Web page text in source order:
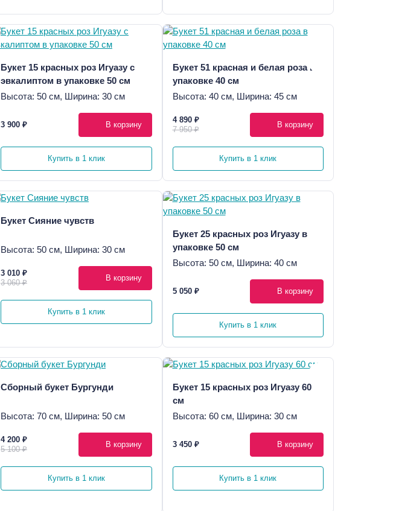
Букет 15 красных роз Игуазу с
эвкалиптом в упаковке 50 см
Высота: 50 см, Ширина: 30 см
3 900 ₽ В корзину
Купить в 1 клик
Букет 51 красная и белая роза в
упаковке 40 см
Высота: 40 см, Ширина: 45 см
4 890 ₽
7 950 ₽
В корзину
Купить в 1 клик
Букет Сияние чувств
Высота: 50 см, Ширина: 30 см
3 010 ₽
3 060 ₽
В корзину
Купить в 1 клик
Букет 25 красных роз Игуазу в
упаковке 50 см
Высота: 50 см, Ширина: 40 см
5 050 ₽ В корзину
Купить в 1 клик
Сборный букет Бургунди
Высота: 70 см, Ширина: 50 см
4 200 ₽
5 100 ₽
В корзину
Купить в 1 клик
Букет 15 красных роз Игуазу 60
см
Высота: 60 см, Ширина: 30 см
3 450 ₽ В корзину
Купить в 1 клик